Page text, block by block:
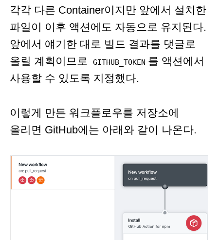
각각 다른 Container이지만 앞에서 설치한
파일이 이후 액션에도 자동으로 유지된다.
앞에서 얘기한 대로 빌드 결과를 댓글로
올릴 계획이므로
GITHUB_TOKEN 를 액션에서
사용할 수 있도록 지정했다.
이렇게 만든 워크플로우를 저장소에
올리면 GitHub에는 아래와 같이 나온다.